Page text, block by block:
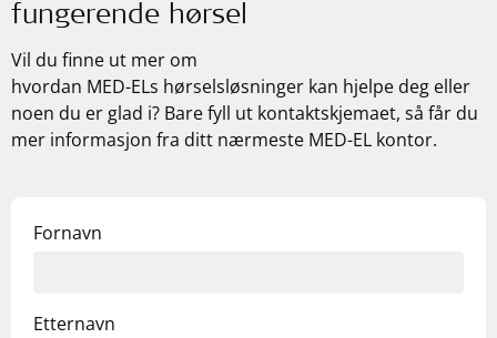
fungerende hørsel
Vil du finne ut mer om
hvordan MED-ELs hørselsløsninger kan hjelpe deg eller
noen du er glad i? Bare fyll ut kontaktskjemaet, så får du
mer informasjon fra ditt nærmeste MED-EL kontor.
Fornavn
Etternavn